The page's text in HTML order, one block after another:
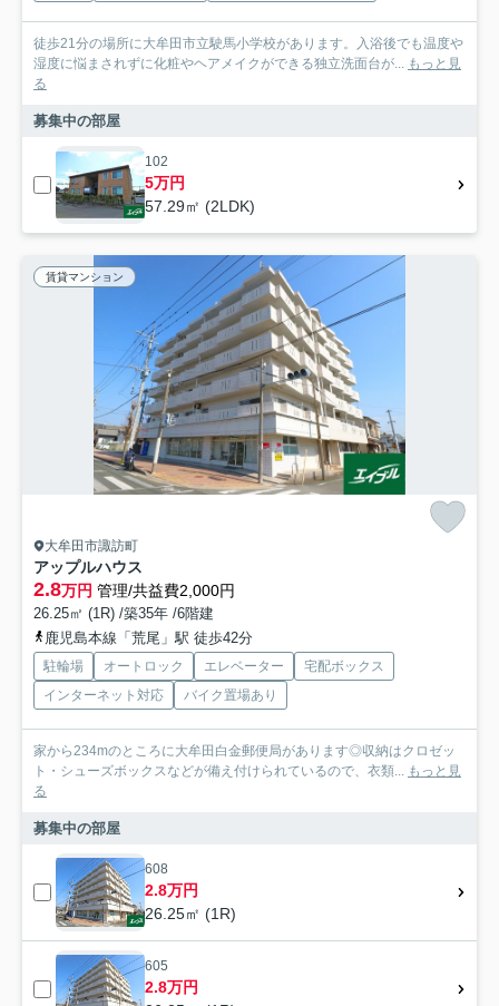
徒歩21分の場所に大牟田市立駛馬小学校があります。入浴後でも温度や
湿度に悩まされずに化粧やヘアメイクができる独立洗面台が... もっと見
る
募集中の部屋
102
5万円
57.29㎡ (2LDK)
賃貸マンション
大牟田市諏訪町
アップルハウス
2.8万円 管理/共益費2,000円
26.25㎡ (1R) /築35年 /6階建
鹿児島本線「荒尾」駅 徒歩42分
駐輪場 オートロック エレベーター
宅配ボックス
インターネット対応
バイク置場あり
家から234mのところに大牟田白金郵便局があります◎収納はクロゼッ
ト・シューズボックスなどが備え付けられているので、衣類... もっと見
る
募集中の部屋
608
2.8万円
26.25㎡ (1R)
605
2.8万円